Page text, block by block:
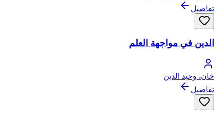
تفاصيل
الدين في مواجهة العلم
خان، وحيد الدين
تفاصيل